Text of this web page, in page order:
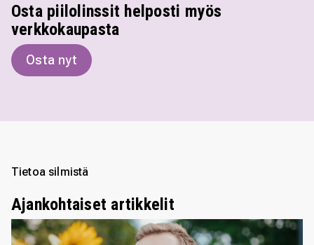
Osta piilolinssit helposti myös
verkkokaupasta
Osta nyt
Tietoa silmistä
Ajankohtaiset artikkelit